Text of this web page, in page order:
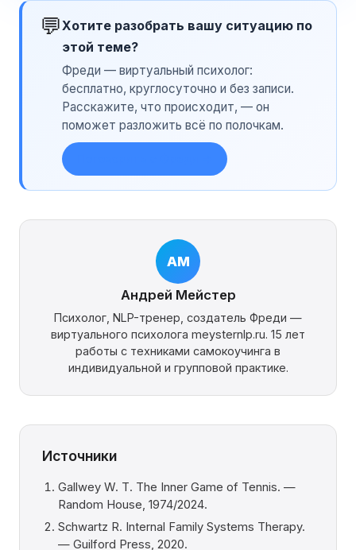
💬Хотите разобрать вашу ситуацию по
этой теме?
Фреди — виртуальный психолог:
бесплатно, круглосуточно и без записи.
Расскажите, что происходит, — он
поможет разложить всё по полочкам.
АМ
Андрей Мейстер
Психолог, NLP-тренер, создатель Фреди —
виртуального психолога meysternlp.ru. 15 лет
работы с техниками самокоучинга в
индивидуальной и групповой практике.
Источники
Gallwey W. T. The Inner Game of Tennis. —
Random House, 1974/2024.
Schwartz R. Internal Family Systems Therapy.
— Guilford Press, 2020.